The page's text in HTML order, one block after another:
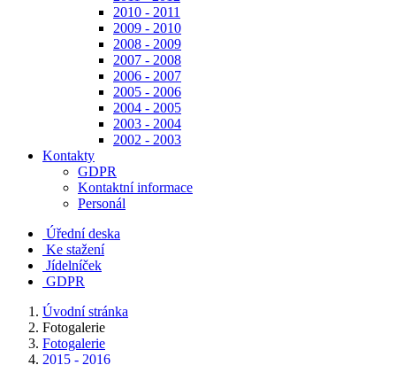
2010 - 2011
2009 - 2010
2008 - 2009
2007 - 2008
2006 - 2007
2005 - 2006
2004 - 2005
2003 - 2004
2002 - 2003
Kontakty
GDPR
Kontaktní informace
Personál
Úřední deska
Ke stažení
Jídelníček
GDPR
Úvodní stránka
Fotogalerie
Fotogalerie
2015 - 2016